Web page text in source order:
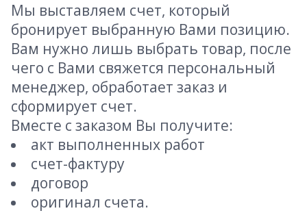
Мы выставляем счет, который
бронирует выбранную Вами позицию.
Вам нужно лишь выбрать товар, после
чего с Вами свяжется персональный
менеджер, обработает заказ и
сформирует счет.
Вместе с заказом Вы получите:
акт выполненных работ
счет-фактуру
договор
оригинал счета.